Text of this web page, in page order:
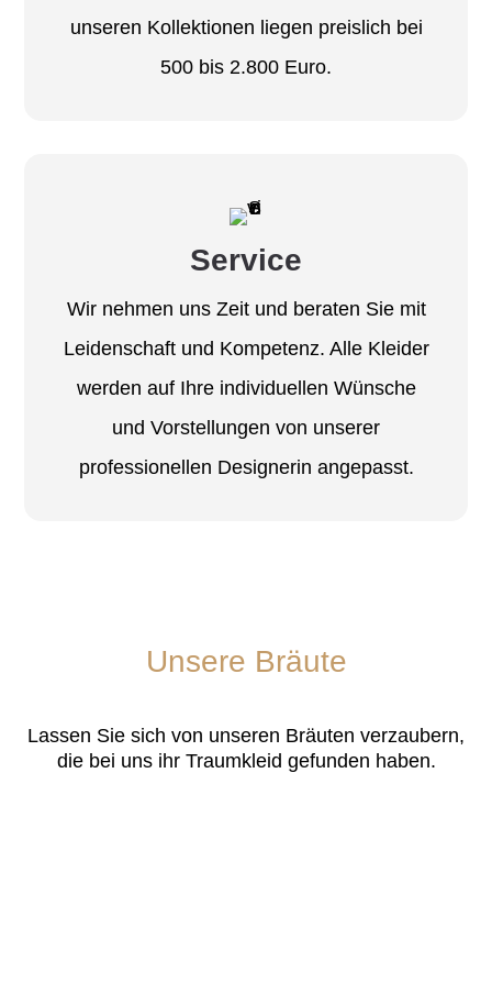
unseren Kollektionen liegen preislich bei
500 bis 2.800 Euro.
Service
Wir nehmen uns Zeit und beraten Sie mit
Leidenschaft und Kompetenz. Alle Kleider
werden auf Ihre individuellen Wünsche
und Vorstellungen von unserer
professionellen Designerin angepasst.
Unsere Bräute
Lassen Sie sich von unseren Bräuten verzaubern,
die bei uns ihr Traumkleid gefunden haben.